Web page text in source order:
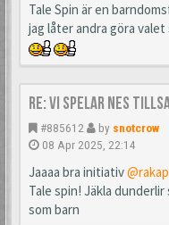
Tale Spin är en
jag låter andra göra
Re: Vi spelar NES
#885612 by snotcrow
08 Apr 2025, 22:14
Jaaaa bra initiativ
Tale spin! Jäkla
som barn